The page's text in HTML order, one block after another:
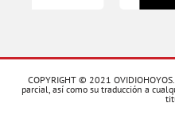
COPYRIGHT © 2021
parcial, así como su traducción a